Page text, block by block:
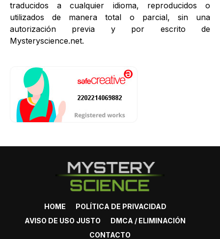
traducidos a cualquier idioma, reproducidos o
utilizados de manera total o parcial, sin una
autorización previa y por escrito de
Mysteryscience.net.
HOME
POLÍTICA DE PRIVACIDAD
AVISO DE USO JUSTO
DMCA / ELIMINACIÓN
CONTACTO